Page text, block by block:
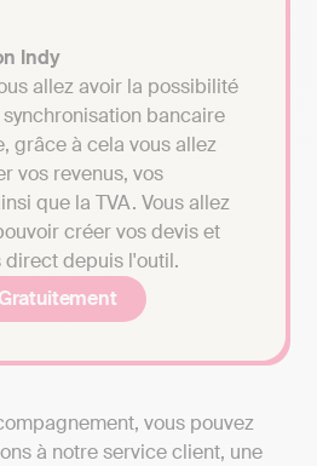
Indy
allez avoir la possibilité
bancaire
grâce à cela vous allez
vos revenus, vos
que la TVA. Vous allez
créer vos devis et
direct depuis l'outil.
vous pouvez
à notre service client, une